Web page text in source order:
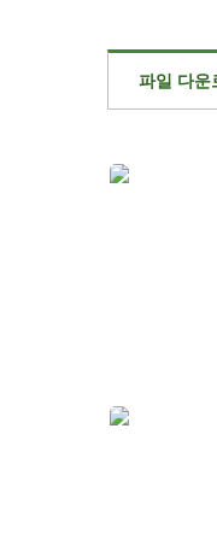
파일 다운